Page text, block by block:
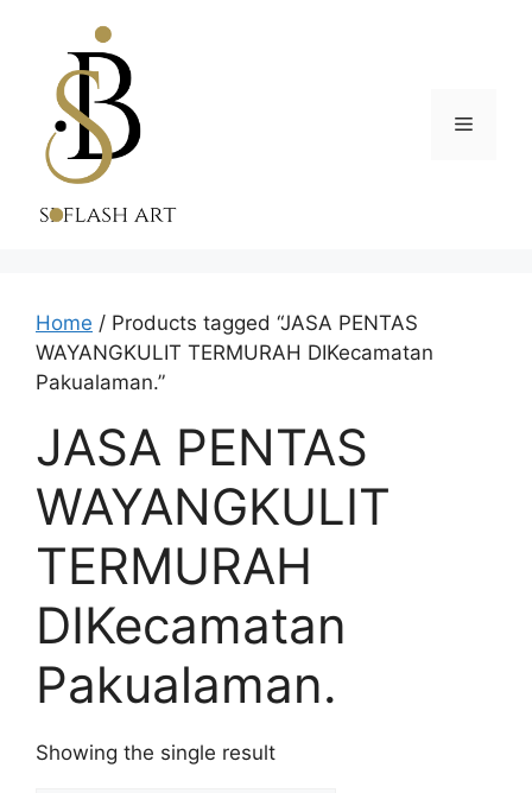
content
Menu
Home / Products tagged “JASA PENTAS
WAYANGKULIT TERMURAH DIKecamatan
Pakualaman.”
JASA PENTAS
WAYANGKULIT
TERMURAH
DIKecamatan
Pakualaman.
Showing the single result